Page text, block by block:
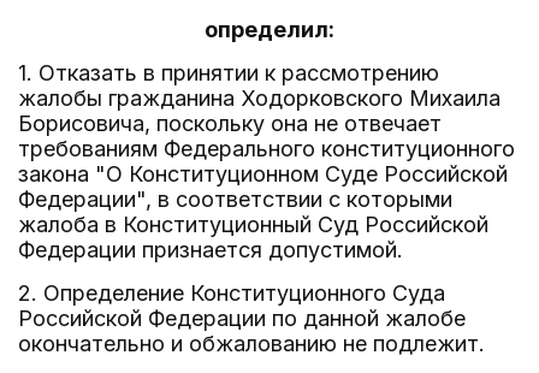
определил:
1. Отказать в принятии к рассмотрению
жалобы гражданина Ходорковского Михаила
Борисовича, поскольку она не отвечает
требованиям Федерального конституционного
закона "О Конституционном Суде Российской
Федерации", в соответствии с которыми
жалоба в Конституционный Суд Российской
Федерации признается допустимой.
2. Определение Конституционного Суда
Российской Федерации по данной жалобе
окончательно и обжалованию не подлежит.